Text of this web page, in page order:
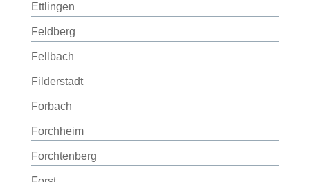
Ettlingen
Feldberg
Fellbach
Filderstadt
Forbach
Forchheim
Forchtenberg